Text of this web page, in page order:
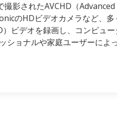
影されたAVCHD（
のHDビデオカメラなど、
ビデオを録画し、コンピュー
ショナルや家庭ユーザーによ